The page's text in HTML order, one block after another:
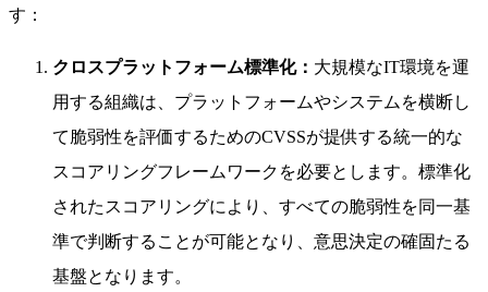
す：
クロスプラットフォーム標準化： 大規模なIT環境を運
用する組織は、プラットフォームやシステムを横断し
て脆弱性を評価するためのCVSSが提供する統一的な
スコアリングフレームワークを必要とします。標準化
されたスコアリングにより、すべての脆弱性を同一基
準で判断することが可能となり、意思決定の確固たる
基盤となります。